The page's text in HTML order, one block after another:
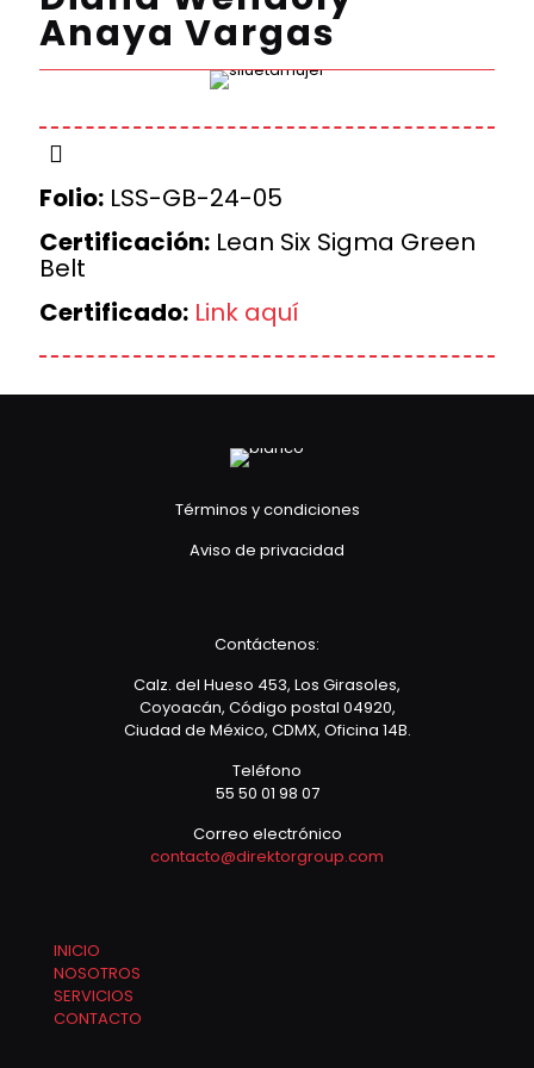
Anaya Vargas
Folio: LSS-GB-24-05
Certificación: Lean Six Sigma Green
Belt
Certificado: Link aquí
Términos y condiciones
Aviso de privacidad
Contáctenos:
Calz. del Hueso 453, Los Girasoles,
Coyoacán, Código postal 04920,
Ciudad de México, CDMX, Oficina 14B.
Teléfono
55 50 01 98 07
Correo electrónico
contacto@direktorgroup.com
INICIO
NOSOTROS
SERVICIOS
CONTACTO